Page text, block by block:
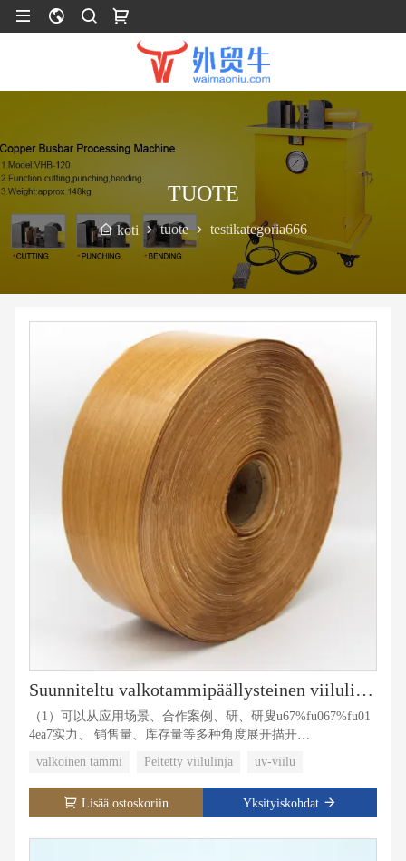
TUOTE
koti tuote testikategoria666
Suunniteltu valkotammipäällysteinen viilulinja
（1）可以从应用场景、合作案例、研、研叟u67%fu067%fu01
4ea7实力、 销售量、库存量等多种角度展开描开
（2）分为3段进行填写，每段带有1-3个
关%u8�bu5�bu5�bu5�bu5� b57符数 限制：150-200（1）
可以从应用场景、合作合作案作合作案%u4
量等多种角种角种角种角度�fu5�fu5�fu5�fu5�fu5� c语
valkoinen tammi Peitetty viilulinja uv-viilu
Lisää ostoskoriin Yksityiskohdat